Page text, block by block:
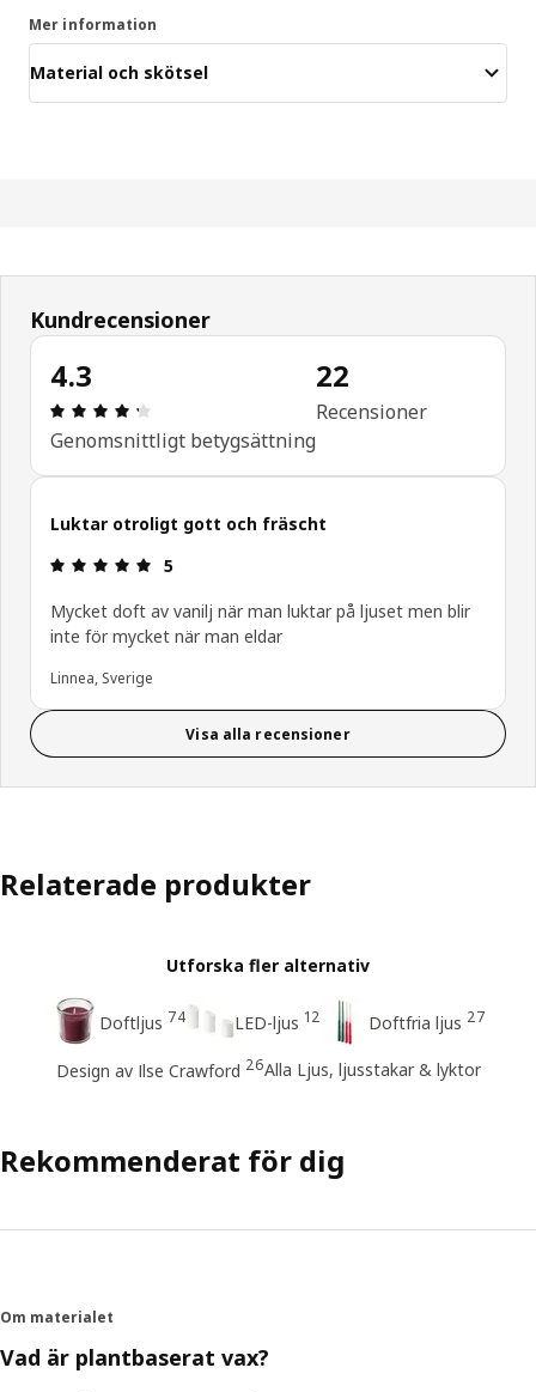
Mer information
Material och skötsel
Kundrecensioner
4.3
Recension: 4.3 / 5 stjärnor. Totalt antal
Genomsnittligt betygsättning
22
Recensioner
Luktar otroligt gott och fräscht
Recension: 5 / 5 stjärnor.
5
Mycket doft av vanilj när man luktar på ljuset men blir
inte för mycket när man eldar
Linnea, Sverige
Visa alla recensioner
Relaterade produkter
Utforska fler alternativ
Doftljus 74 LED-ljus 12 Doftfria ljus 27
Design av Ilse Crawford 26Alla Ljus, ljusstakar & lyktor
Rekommenderat för dig
Om materialet
Vad är plantbaserat vax?